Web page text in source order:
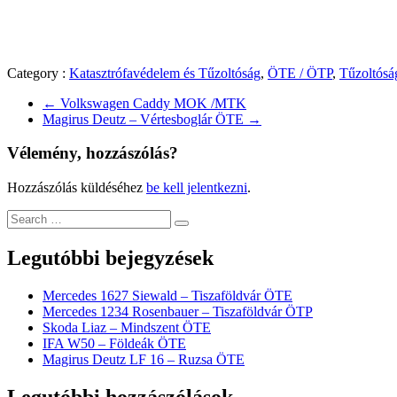
Category : Katasztrófavédelem és Tűzoltóság, ÖTE / ÖTP,
← Volkswagen Caddy MOK /MTK
Magirus Deutz – Vértesboglár ÖTE →
Vélemény, hozzászólás?
Hozzászólás küldéséhez be kell jelentkezni.
Legutóbbi bejegyzések
Mercedes 1627 Siewald – Tiszaföldvár ÖTE
Mercedes 1234 Rosenbauer – Tiszaföldvár ÖTP
Skoda Liaz – Mindszent ÖTE
IFA W50 – Földeák ÖTE
Magirus Deutz LF 16 – Ruzsa ÖTE